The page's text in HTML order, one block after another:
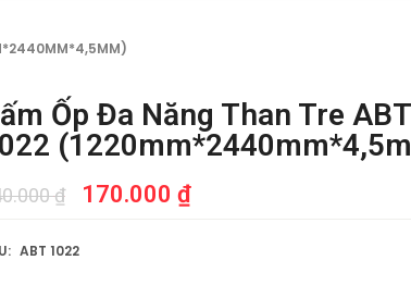
Ốp Đa Năng Than Tre ABT
₫ 170.000 ₫
ABT 1022